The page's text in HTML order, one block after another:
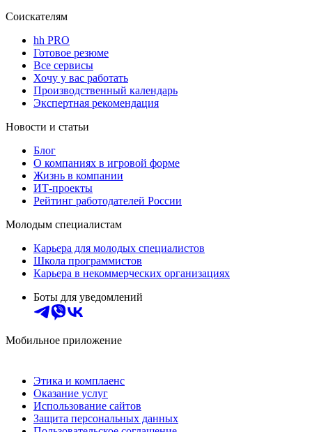
Соискателям
hh PRO
Готовое резюме
Все сервисы
Хочу у вас работать
Производственный календарь
Экспертная рекомендация
Новости и статьи
Блог
О компаниях в игровой форме
Жизнь в компании
ИТ-проекты
Рейтинг работодателей России
Молодым специалистам
Карьера для молодых специалистов
Школа программистов
Карьера в некоммерческих организациях
Боты для уведомлений
Мобильное приложение
Этика и комплаенс
Оказание услуг
Использование сайтов
Защита персональных данных